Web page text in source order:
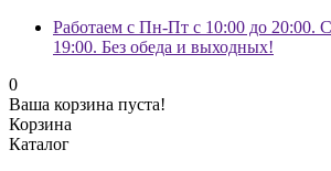
Работаем с Пн-Пт с 10:00 до 20:00.
19:00. Без обеда и выходных!
0
Ваша корзина пуста!
Корзина
Каталог